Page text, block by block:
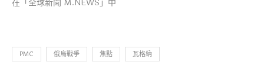
在「全球新聞 M.NEWS」中
PMC 俄烏戰爭 焦點 瓦格納